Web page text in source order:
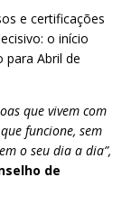
e certificações
o início
para Abril de
que vivem com
funcione, sem
o seu dia a dia”,
de